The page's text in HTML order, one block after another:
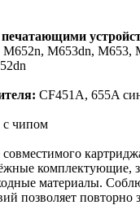
M652n, M653dn, M653,
CF451A, 655A
с чипом
комплектующие,
материалы.
позволяет повторно